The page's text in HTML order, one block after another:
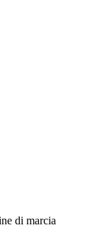
di marcia